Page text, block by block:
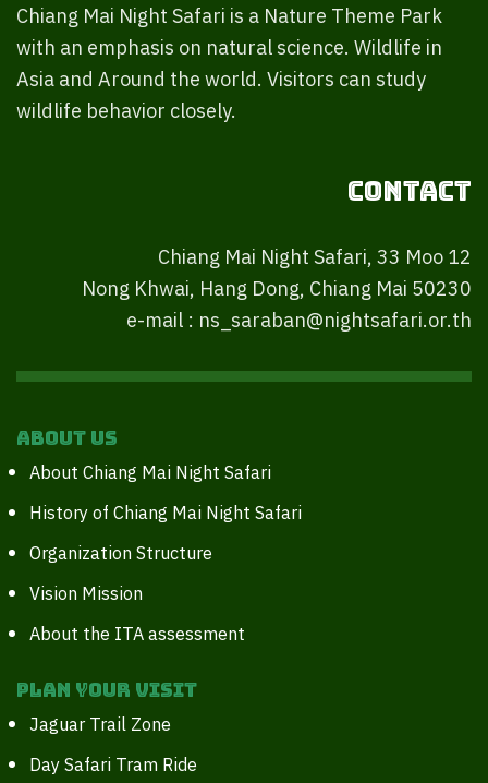
Chiang Mai Night Safari is a Nature Theme Park
with an emphasis on natural science. Wildlife in
Asia and Around the world. Visitors can study
wildlife behavior closely.
Contact
Chiang Mai Night Safari, 33 Moo 12
Nong Khwai, Hang Dong, Chiang Mai 50230
e-mail : ns_saraban@nightsafari.or.th
About Us
About Chiang Mai Night Safari
History of Chiang Mai Night Safari
Organization Structure
Vision Mission
About the ITA assessment
Plan your Visit
Jaguar Trail Zone
Day Safari Tram Ride